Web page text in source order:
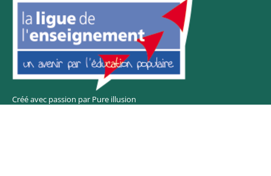
Créé avec passion par Pure illusion